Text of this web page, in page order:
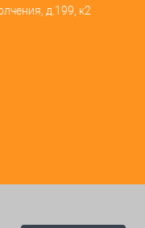
д.199, к2